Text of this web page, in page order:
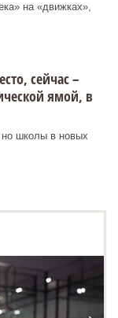
на «движках»,
сейчас –
ямой, в
но школы в новых